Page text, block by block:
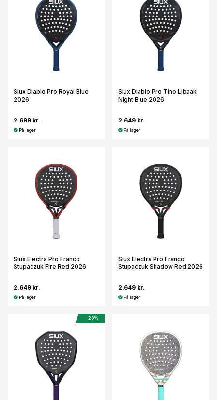
Siux Diablo Pro Royal Blue
2026
2.699 kr.
På lager
Siux Diablo Pro Tino Libaak
Night Blue 2026
2.649 kr.
På lager
Siux Electra Pro Franco
Stupaczuk Fire Red 2026
2.649 kr.
På lager
Siux Electra Pro Franco
Stupaczuk Shadow Red 2026
2.649 kr.
På lager
-20%